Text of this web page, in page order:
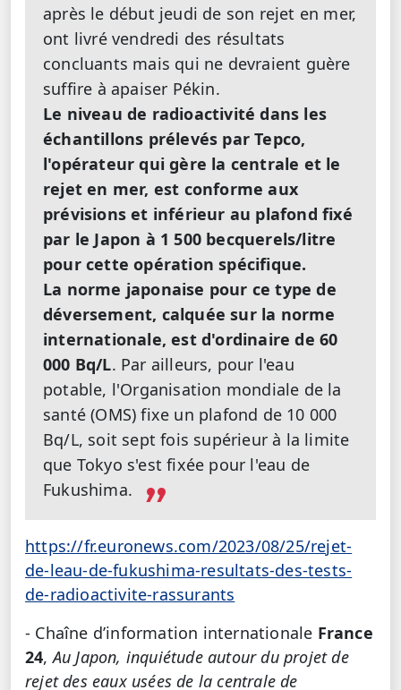
après le début jeudi de son rejet en mer,
ont livré vendredi des résultats
concluants mais qui ne devraient guère
suffire à apaiser Pékin.
Le niveau de radioactivité dans les
échantillons prélevés par Tepco,
l'opérateur qui gère la centrale et le
rejet en mer, est conforme aux
prévisions et inférieur au plafond fixé
par le Japon à 1 500 becquerels/litre
pour cette opération spécifique.
La norme japonaise pour ce type de
déversement, calquée sur la norme
internationale, est d'ordinaire de 60
000 Bq/L. Par ailleurs, pour l'eau
potable, l'Organisation mondiale de la
santé (OMS) fixe un plafond de 10 000
Bq/L, soit sept fois supérieur à la limite
que Tokyo s'est fixée pour l'eau de
Fukushima.
https://fr.euronews.com/2023/08/25/rejet-
de-leau-de-fukushima-resultats-des-tests-
de-radioactivite-rassurants
- Chaîne d’information internationale France
24,Au Japon, inquiétude autour du projet de
rejet des eaux usées de la centrale de